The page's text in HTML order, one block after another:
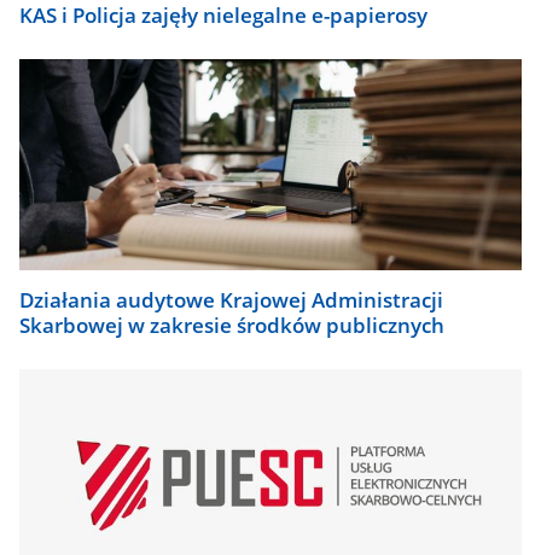
KAS i Policja zajęły nielegalne e-papierosy
Działania audytowe Krajowej Administracji
Skarbowej w zakresie środków publicznych